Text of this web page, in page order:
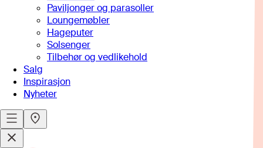
Paviljonger og parasoller
Loungemøbler
Hageputer
Solsenger
Tilbehør og vedlikehold
Salg
Inspirasjon
Nyheter